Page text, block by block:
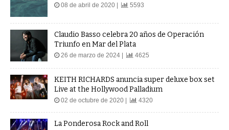
08 de abril de 2020 | 5593
Claudio Basso celebra 20 años de Operación
Triunfo en Mar del Plata
26 de marzo de 2024 | 4625
KEITH RICHARDS anuncia super deluxe box set
Live at the Hollywood Palladium
02 de octubre de 2020 | 4320
La Ponderosa Rock and Roll